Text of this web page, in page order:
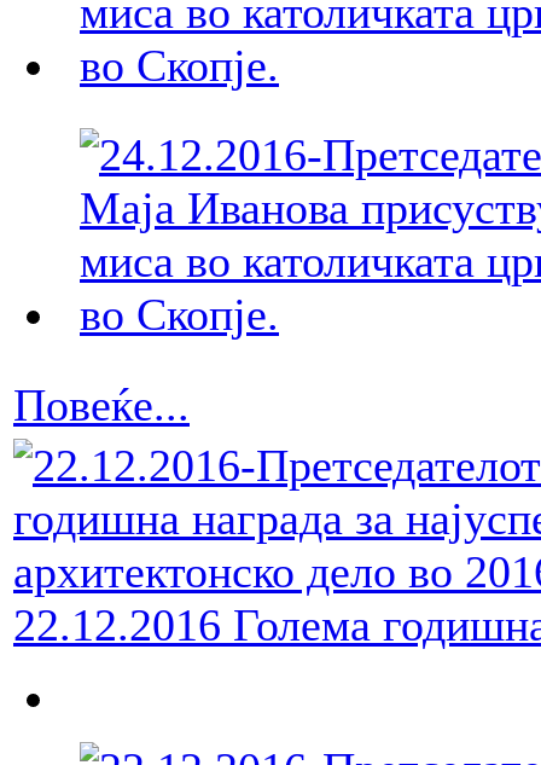
Повеќе...
22.12.2016 Голема